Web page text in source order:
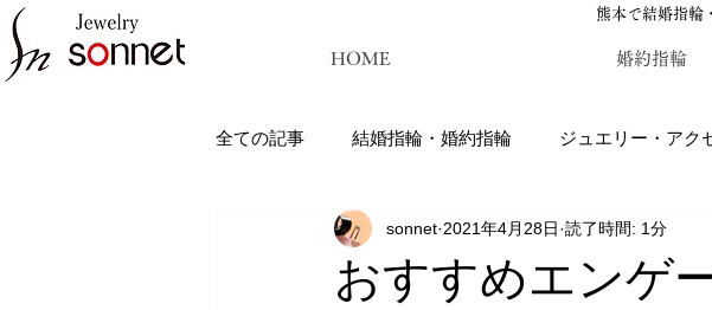
熊本で結婚指輪
HOME 婚約指輪
全ての記事 結婚指輪・婚約指輪 ジュエリー・アク
ジュエリーソネット熊本：結婚指輪・婚約指輪のジュエ
おすすめエンゲ
sonnet 2021年4月28日 読了時間: 1分